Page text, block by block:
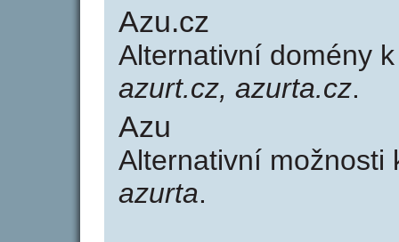
Azu.cz
Alternativní domény
azurt.cz, azurta.cz.
Azu
Alternativní možnosti
azurta.